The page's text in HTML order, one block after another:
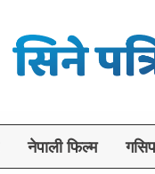
नेपाली फिल्म गसिप